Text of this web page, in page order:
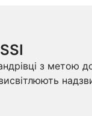
з метою